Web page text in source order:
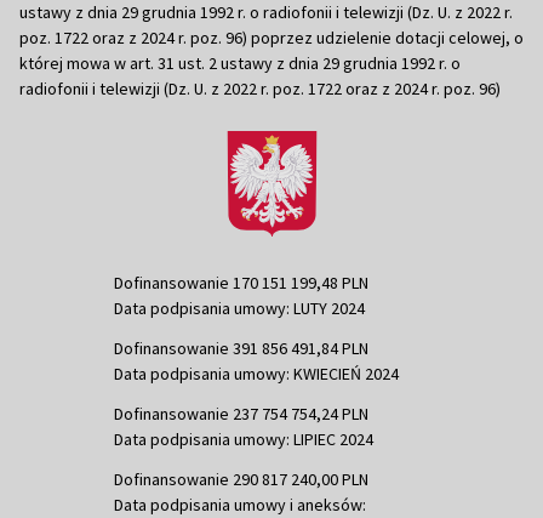
ustawy z dnia 29 grudnia 1992 r. o radiofonii i telewizji (Dz. U. z 2022 r.
poz. 1722 oraz z 2024 r. poz. 96) poprzez udzielenie dotacji celowej, o
której mowa w art. 31 ust. 2 ustawy z dnia 29 grudnia 1992 r. o
radiofonii i telewizji (Dz. U. z 2022 r. poz. 1722 oraz z 2024 r. poz. 96)
Dofinansowanie 170 151 199,48 PLN
Data podpisania umowy: LUTY 2024
Dofinansowanie 391 856 491,84 PLN
Data podpisania umowy: KWIECIEŃ 2024
Dofinansowanie 237 754 754,24 PLN
Data podpisania umowy: LIPIEC 2024
Dofinansowanie 290 817 240,00 PLN
Data podpisania umowy i aneksów: